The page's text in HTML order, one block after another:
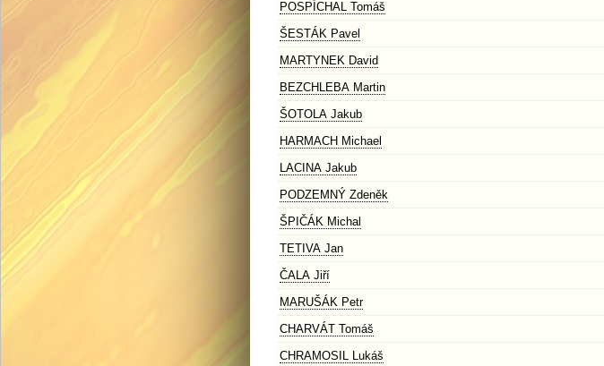
POSPÍCHAL Tomáš
ŠESTÁK Pavel
MARTYNEK David
BEZCHLEBA Martin
ŠOTOLA Jakub
HARMACH Michael
LACINA Jakub
PODZEMNÝ Zdeněk
ŠPIČÁK Michal
TETIVA Jan
ČALA Jiří
MARUŠÁK Petr
CHARVÁT Tomáš
CHRAMOSIL Lukáš